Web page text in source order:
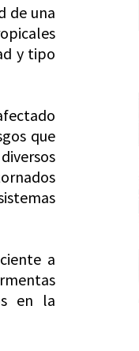
de una
y tipo
que
a
en la